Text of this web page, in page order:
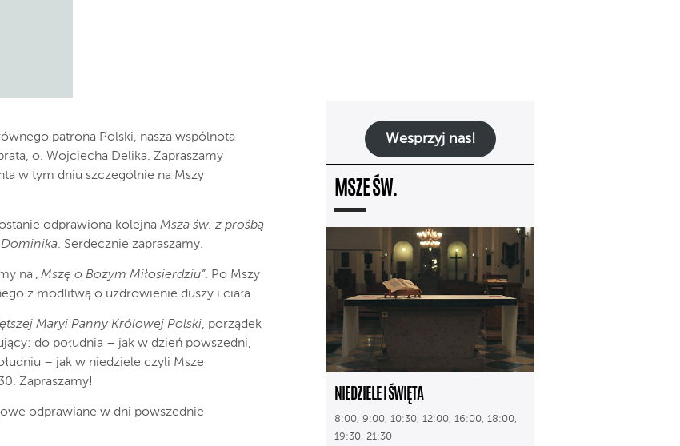
patrona Polski, nasza wspólnota
o. Wojciecha Delika. Zapraszamy
w tym dniu szczególnie na Mszy
odprawiona kolejna Msza św. z prośbą
. Serdecznie zapraszamy.
na„Mszę o Bożym Miłosierdziu”. Po Mszy
z modlitwą o uzdrowienie duszy i ciała.
Maryi Panny Królowej Polski, porządek
do południa – jak w dzień powszedni,
– jak w niedziele czyli Msze
Zapraszamy!
odprawiane w dni powszednie
Wesprzyj nas!
MSZE ŚW.
NIEDZIELE I ŚWIĘTA
8:00, 9:00, 10:30, 12:00, 16:00, 18:00,
19:30, 21:30